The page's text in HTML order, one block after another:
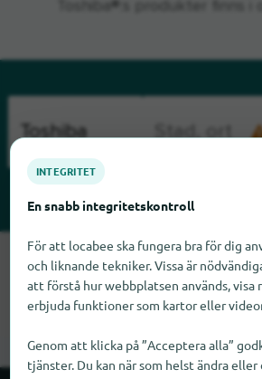
Toshiba®:s produkter finns i
Tyvärr kan vi inte hitta Toshiba just nu.
finns skulle vi bli glada om du
INTEGRITET
En snabb integritetskontroll
För att locabee ska fungera bra för dig
och liknande tekniker. Vissa är
att förstå hur webbplatsen används, visa
erbjuda funktioner som kartor eller
Genom att klicka på ”Acceptera alla”
tjänster. Du kan när som helst ändra